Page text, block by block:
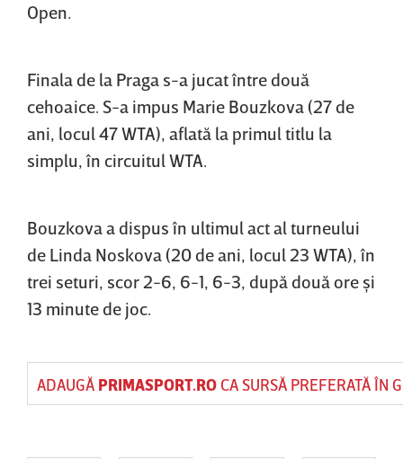
Open.
Finala de la Praga s-a jucat între două
cehoaice. S-a impus Marie Bouzkova (27 de
ani, locul 47 WTA), aflată la primul titlu la
simplu, în circuitul WTA.
Bouzkova a dispus în ultimul act al turneului
de Linda Noskova (20 de ani, locul 23 WTA), în
trei seturi, scor 2-6, 6-1, 6-3, după două ore şi
13 minute de joc.
ADAUGĂ PRIMASPORT.ROCA SURSĂ PREFERATĂ ÎN